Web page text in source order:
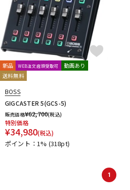
新品 WEB注文店頭受取可
動画あり
送料無料
BOSS
GIGCASTER 5(GCS-5)
販売価格¥62,700(税込)
特別価格
¥34,980(税込)
ポイント：1% (318pt)
1